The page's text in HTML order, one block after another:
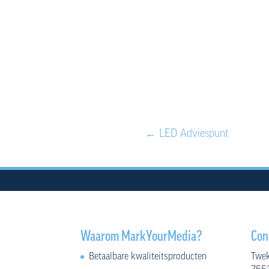
← LED Adviespunt
Waarom MarkYourMedia?
Betaalbare kwaliteitsproducten